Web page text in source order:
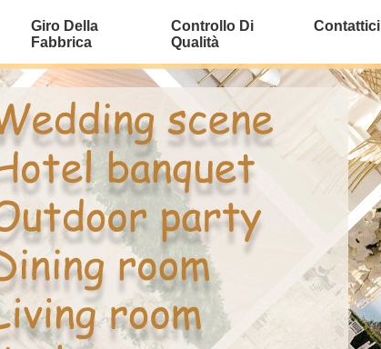
Giro Della
Fabbrica
Controllo Di
Qualità
Contattici